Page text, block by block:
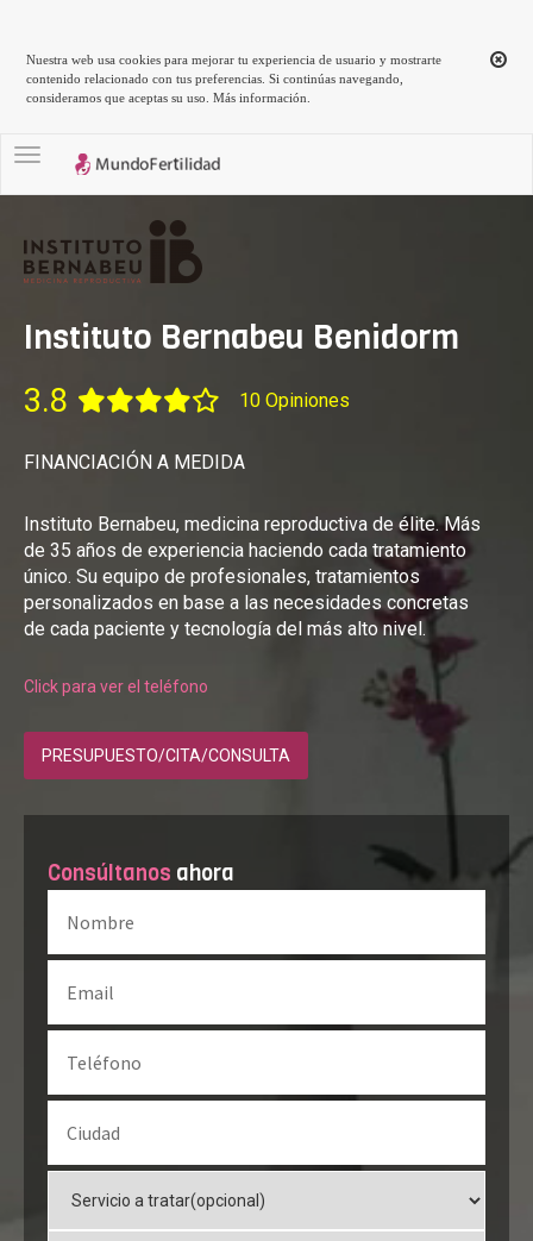
Nuestra web usa cookies para mejorar tu experiencia de usuario y mostrarte
contenido relacionado con tus preferencias. Si continúas navegando,
consideramos que aceptas su uso.Más información
Toggle navigation
Instituto Bernabeu Benidorm
3.8 10 Opiniones
FINANCIACIÓN A MEDIDA
Instituto Bernabeu, medicina reproductiva de élite. Más
de 35 años de experiencia haciendo cada tratamiento
único. Su equipo de profesionales, tratamientos
personalizados en base a las necesidades concretas
de cada paciente y tecnología del más alto nivel.
Click para ver el teléfono
PRESUPUESTO/CITA/CONSULTA
Consúltanos ahora